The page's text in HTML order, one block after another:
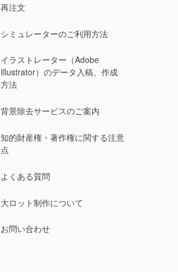
再注文
シミュレーターのご利用方法
イラストレーター（Adobe
Illustrator）のデータ入稿、作成
方法
背景除去サービスのご案内
知的財産権・著作権に関する注意
点
よくある質問
大ロット制作について
お問い合わせ